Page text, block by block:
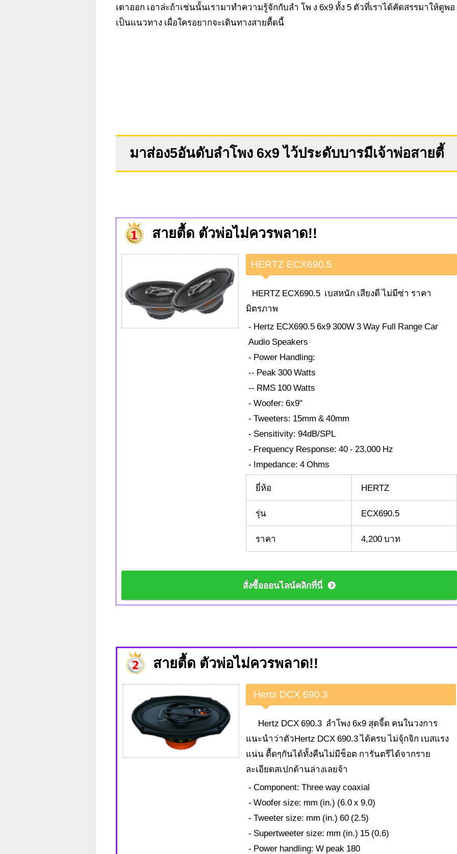
เดาออก เอาล่ะถ้าเช่นนั้นเรามาทำความรู้จักกับลํา โพ ง 6x9 ทั้ง 5 ตัวที่เราได้คัดสรรมาให้ดูพอ
เป็นแนวทาง เผื่อใครอยากจะเดินทางสายตื้ดนี้
มาส่อง5อันดับลำโพง 6x9 ไว้ประดับบารมีเจ้าพ่อสายตี้
สายตื้ด ตัวพ่อไม่ควรพลาด!!
HERTZ ECX690.5
HERTZ ECX690.5 เบสหนัก เสียงดี ไม่มีซ่า ราคา
มิตรภาพ
- Hertz ECX690.5 6x9 300W 3 Way Full Range Car
Audio Speakers
- Power Handling:
-- Peak 300 Watts
-- RMS 100 Watts
- Woofer: 6x9"
- Tweeters: 15mm & 40mm
- Sensitivity: 94dB/SPL
- Frequency Response: 40 - 23,000 Hz
- Impedance: 4 Ohms
ยี่ห้อ HERTZ
รุ่น ECX690.5
ราคา 4,200 บาท
สั่งซื้อออนไลน์คลิกที่นี่
สายตื้ด ตัวพ่อไม่ควรพลาด!!
Hertz DCX 690.3
Hertz DCX 690.3 ลำโพง 6x9 สุดจี้ด คนในวงการ
แนะนำว่าตัวHertz DCX 690.3 ได้ครบ ไม่จุ้กจิก เบสแรง
แน่น ตื้ดๆกันได้ทั้งคืนไม่มีช็อต การันตรีได้จากราย
ละเอียดสเปกด้านล่างเลยจ้า
- Component: Three way coaxial
- Woofer size: mm (in.) (6.0 x 9.0)
- Tweeter size: mm (in.) 60 (2.5)
- Supertweeter size: mm (in.) 15 (0.6)
- Power handling: W peak 180